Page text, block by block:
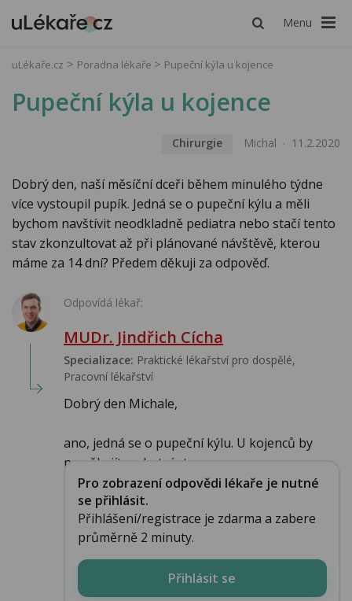
Menu
uLékaře.cz Poradna lékaře Pupeční kýla u kojence
Pupeční kýla u kojence
Chirurgie Michal 11.2.2020
Dobrý den, naší měsíční dceři během minulého týdne
více vystoupil pupík. Jedná se o pupeční kýlu a měli
bychom navštívit neodkladně pediatra nebo stačí tento
stav zkonzultovat až při plánované návštěvě, kterou
máme za 14 dní? Předem děkuji za odpověď.
Odpovídá lékař:
MUDr. Jindřich Cícha
Specializace: Praktické lékařství pro dospělé,
Pracovní lékařství
Dobrý den Michale,
ano, jedná se o pupeční kýlu. U kojenců by
nemělo jít o akutní stav a...
Pro zobrazení odpovědi lékaře je nutné
se přihlásit.
Přihlášení/registrace je zdarma a zabere
průměrně 2 minuty.
Přihlásit se